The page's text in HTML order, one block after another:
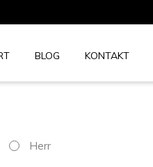
BLOG KONTAKT
Herr